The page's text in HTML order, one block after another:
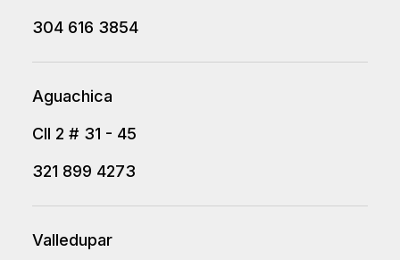
304 616 3854
Aguachica
Cll 2 # 31 - 45
321 899 4273
Valledupar